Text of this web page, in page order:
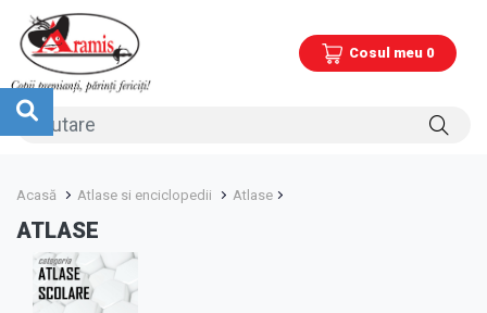
Cosul meu 0
Acasă Atlase si enciclopedii Atlase
ATLASE